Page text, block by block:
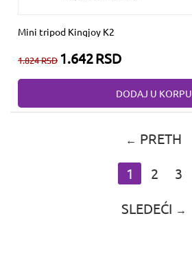
Mini tripod Kingjoy K2
1.824RSD 1.642RSD
DODAJ U KORPU
PRETH
1 2 3
SLEDEĆI